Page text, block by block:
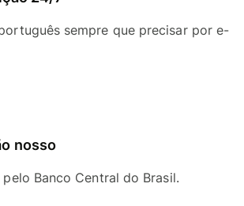
sempre que precisar por e-
nosso
Banco Central do Brasil.